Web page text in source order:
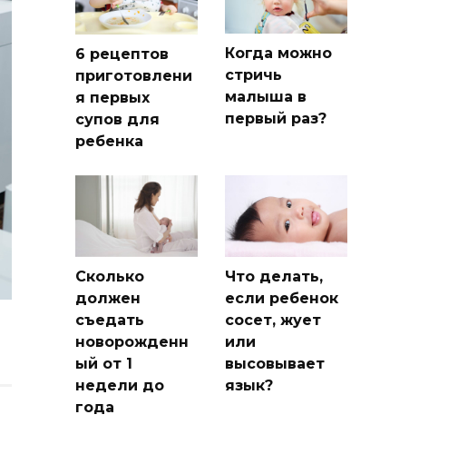
6 рецептов
приготовлени
я первых
супов для
ребенка
Когда можно
стричь
малыша в
первый раз?
Сколько
должен
съедать
новорожденн
ый от 1
недели до
года
Что делать,
если ребенок
сосет, жует
или
высовывает
язык?